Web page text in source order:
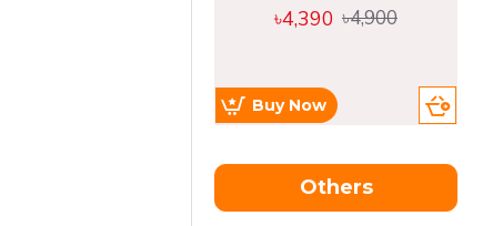
৳4,390 ৳4,900
Buy Now
Others